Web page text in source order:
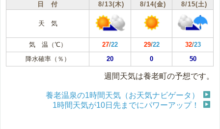
日 付 8/13(木) 8/14(金) 8/15(土)
天 気
気 温（℃） 27/22 29/22 32/23
降水確率（％）
20 0 50
週間天気は養老町の予想です。
養老温泉の1時間天気（お天気ナビゲータ）
1時間天気が10日先までにパワーアップ！